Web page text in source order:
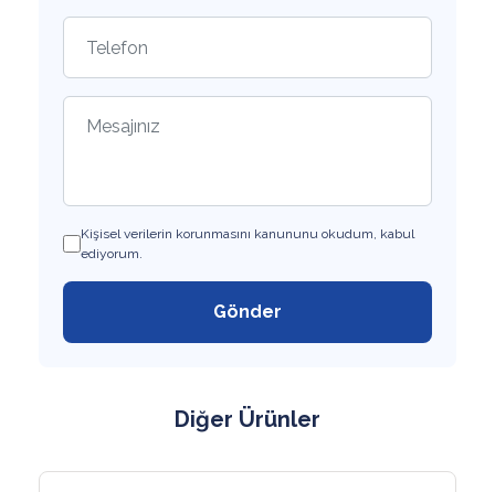
Kişisel verilerin korunmasını kanununu okudum, kabul
ediyorum.
Gönder
Diğer Ürünler